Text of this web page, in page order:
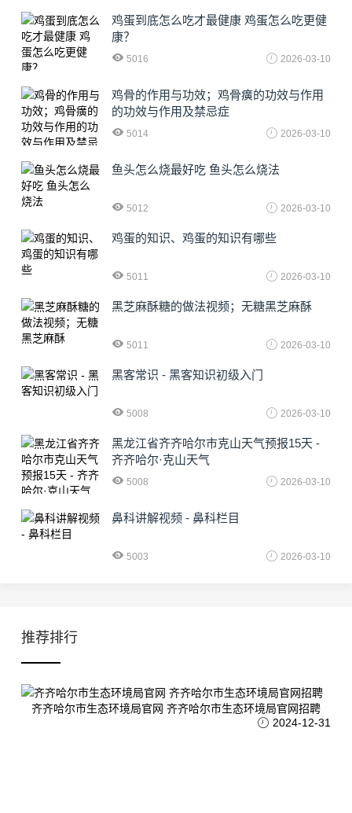
鸡蛋到底怎么吃才最健康 鸡蛋怎么吃更健
康？
5016 2026-03-10
鸡骨的作用与功效；鸡骨癀的功效与作用
的功效与作用及禁忌症
5014 2026-03-10
鱼头怎么烧最好吃 鱼头怎么烧法
5012 2026-03-10
鸡蛋的知识、鸡蛋的知识有哪些
5011 2026-03-10
黑芝麻酥糖的做法视频；无糖黑芝麻酥
5011 2026-03-10
黑客常识 - 黑客知识初级入门
5008 2026-03-10
黑龙江省齐齐哈尔市克山天气预报15天 -
齐齐哈尔·克山天气
5008 2026-03-10
鼻科讲解视频 - 鼻科栏目
5003 2026-03-10
推荐排行
齐齐哈尔市生态环境局官网 齐齐哈尔市生态环境局官网招聘
2024-12-31